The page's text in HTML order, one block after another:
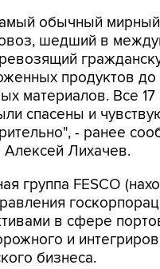
обычный мирный
шедший в
продуктов до
материалов. Все
спасены и
- ранее
Алексей Лихачев.
группа FESCO
в сфере
и
бизнеса.